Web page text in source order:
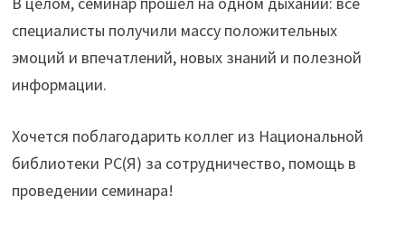
специалисты получили массу положительных
эмоций и впечатлений, новых знаний и полезной
информации.
Хочется поблагодарить коллег из Национальной
библиотеки РС(Я) за сотрудничество, помощь в
проведении семинара!